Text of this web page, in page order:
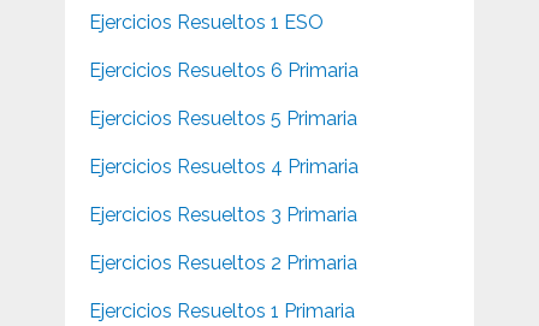
Ejercicios Resueltos 1 ESO
Ejercicios Resueltos 6 Primaria
Ejercicios Resueltos 5 Primaria
Ejercicios Resueltos 4 Primaria
Ejercicios Resueltos 3 Primaria
Ejercicios Resueltos 2 Primaria
Ejercicios Resueltos 1 Primaria